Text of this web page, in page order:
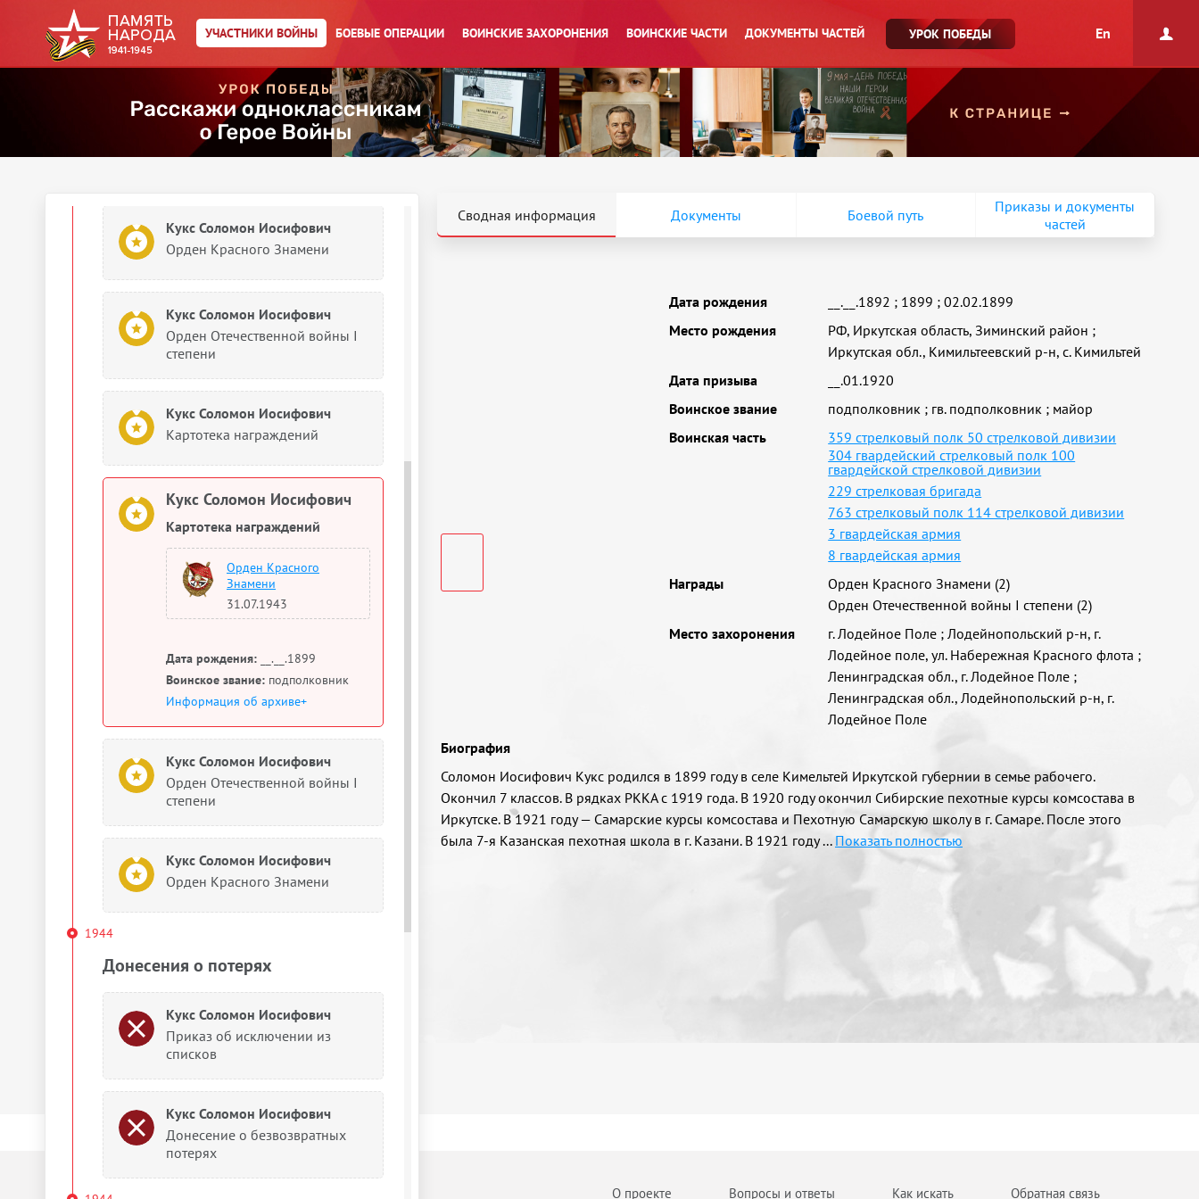
УЧАСТНИКИ ВОЙНЫ БОЕВЫЕ ОПЕРАЦИИ ВОИНСКИЕ ЗАХОРОНЕНИЯ ВОИНСКИЕ ЧАСТИ ДОКУМЕНТЫ ЧАСТЕЙ УРОК ПОБЕДЫ En
Кукс Соломон Иосифович
Учетно-послужная картотека
Кукс Соломон Иосифович
Орден Красного Знамени
Кукс Соломон Иосифович
Орден Отечественной войны I
степени
Кукс Соломон Иосифович
Картотека награждений
Кукс Соломон Иосифович
Картотека награждений
Орден Красного
Знамени
31.07.1943
Дата рождения: __.__.1899
Воинское звание: подполковник
Информация об архиве+
Кукс Соломон Иосифович
Орден Отечественной войны I
степени
Кукс Соломон Иосифович
Орден Красного Знамени
1944
Донесения о потерях
Кукс Соломон Иосифович
Приказ об исключении из
списков
Кукс Соломон Иосифович
Донесение о безвозвратных
потерях
Сводная информация Документы Боевой путь
Приказы и документы
частей
Дата рождения __.__.1892 ; 1899 ;02.02.1899
Место рождения
РФ, Иркутская область, Зиминский район ;
Иркутская обл., Кимильтеевский р-н, с. Кимильтей
Дата призыва
__.01.1920
Воинское звание
подполковник ; гв. подполковник ; майор
Воинская часть
359 стрелковый полк 50 стрелковой дивизии
304 гвардейский стрелковый полк 100
гвардейской стрелковой дивизии
229 стрелковая бригада
763 стрелковый полк 114 стрелковой дивизии
3 гвардейская армия
8 гвардейская армия
Награды
Орден Красного Знамени (2)
Орден Отечественной войны I степени (2)
Место захоронения
г. Лодейное Поле ;Лодейнопольский р-н, г.
Лодейное поле, ул. Набережная Красного флота ;
Ленинградская обл., г. Лодейное Поле ;
Ленинградская обл., Лодейнопольский р-н, г.
Лодейное Поле
Биография
Соломон Иосифович Кукс родился в 1899 году в селе Кимельтей Иркутской губернии в семье рабочего.
Окончил 7 классов. В рядках РККА с 1919 года. В 1920 году окончил Сибирские пехотные курсы комсостава в
Иркутске. В 1921 году — Самарские курсы комсостава и Пехотную Самарскую школу в г. Самаре. После этого
была 7-я Казанская пехотная школа в г. Казани. В 1921 году... Показать полностью
О проекте Вопросы и ответы Как искать Обратная связь